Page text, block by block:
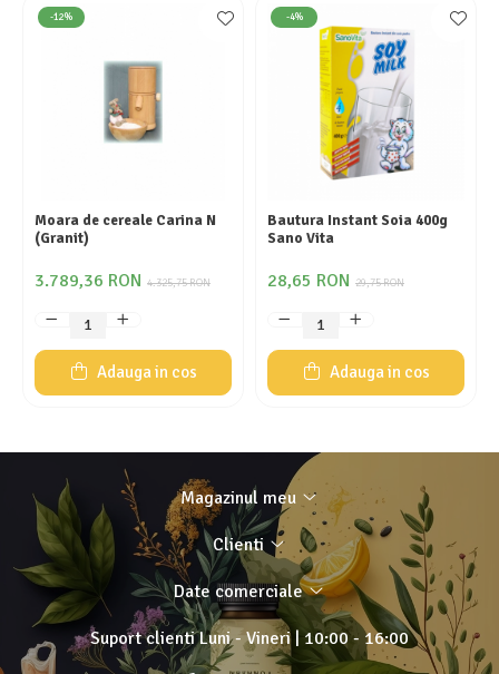
-12%
Moara de cereale Carina N
(Granit)
4.325,75 RON
3.789,36 RON
Adauga in cos
-4%
Bautura Instant Soia 400g
Sano Vita
29,75 RON
28,65 RON
Adauga in cos
Magazinul meu
Clienti
Date comerciale
Suport clientiLuni - Vineri | 10:00 - 16:00